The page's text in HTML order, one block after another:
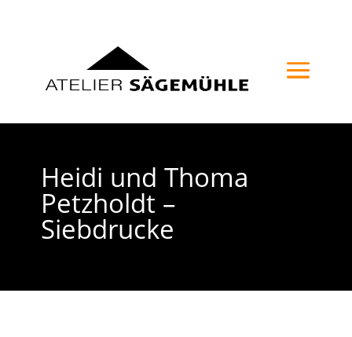
Heidi und Thoma
Petzholdt –
Siebdrucke